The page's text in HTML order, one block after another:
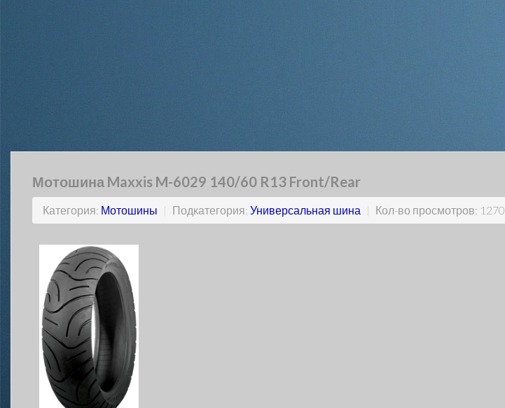
Мотошина Maxxis M-6029 140/60 R13 Front/Rear
Категория: Мотошины | Подкатегория: Универсальная шина | Кол-во просмотров: 1270